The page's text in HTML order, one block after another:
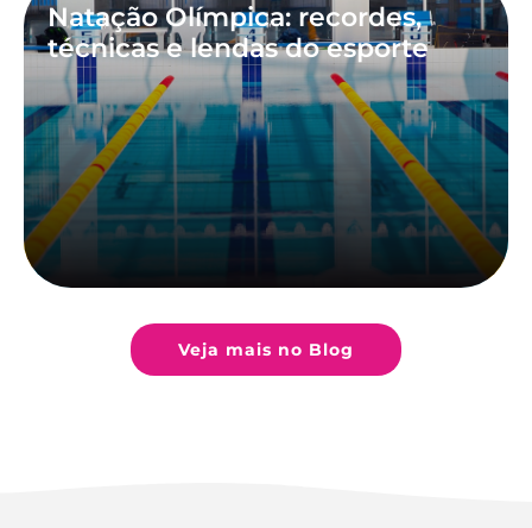
Natação Olímpica: recordes,
técnicas e lendas do esporte
Veja mais no Blog